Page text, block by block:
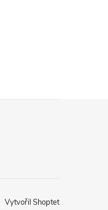
Vytvořil Shoptet